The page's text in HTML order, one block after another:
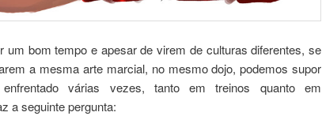
um bom tempo e apesar de virem de culturas diferentes, se
a mesma arte marcial, no mesmo dojo, podemos supor
várias vezes, tanto em treinos quanto em
a seguinte pergunta: